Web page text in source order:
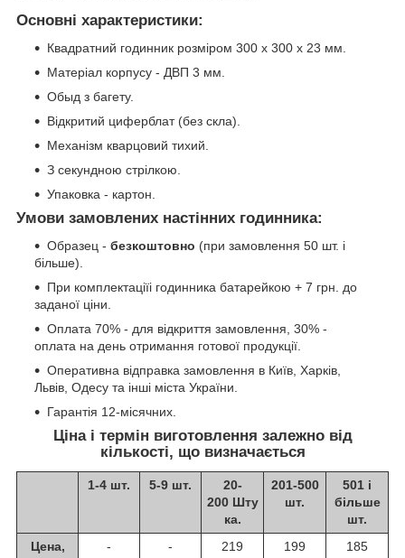
Основні характеристики:
Квадратний годинник розміром 300 х 300 х 23 мм.
Матеріал корпусу - ДВП 3 мм.
Обыд з багету.
Відкритий циферблат (без скла).
Механізм кварцовий тихий.
З секундною стрілкою.
Упаковка - картон.
Умови замовлених настінних годинника:
Образец - безкоштовно (при замовлення 50 шт. і
більше).
При комплектаціїі годинника батарейкою + 7 грн. до
заданої ціни.
Оплата 70% - для відкриття замовлення, 30% -
оплата на день отримання готової продукції.
Оперативна відправка замовлення в Київ, Харків,
Львів, Одесу та інші міста України.
Гарантія 12-місячних.
1-4 шт. 5-9 шт.
20-
200 Шту
ка.
201-500
шт.
501 і
більше
шт.
Ціна і термін виготовлення залежно від
кількості, що визначається
Цена,
- - 219 199 185